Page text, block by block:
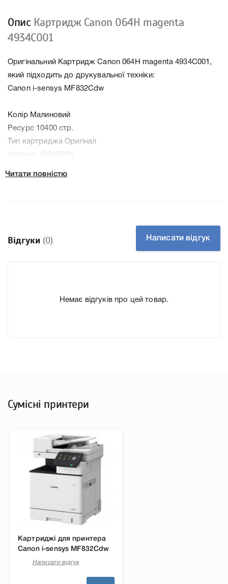
Опис Картридж Canon 064H magenta
4934C001
Оригінальний Картридж Canon 064H magenta 4934C001,
який підходить до друкувальної техніки:
Canon i-sensys MF832Cdw
Колір Малиновий
Ресурс 10400 стр.
Тип картриджа Оригінал
Артикул 4934C001
друкувальної техніки, до якого підходить Картридж
Canon 064H magenta 4934C001, що дозволить Вам легко
підтвердити правильність вибору.
Читати повністю
Відгуки (0) Написати відгук
Немає відгуків про цей товар.
Сумісні принтери
Картриджі для принтера
Canon i-sensys MF832Cdw
Написати відгук